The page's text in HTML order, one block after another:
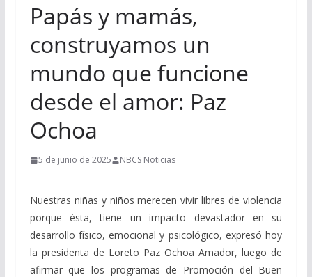
Papás y mamás,
construyamos un
mundo que funcione
desde el amor: Paz
Ochoa
5 de junio de 2025 NBCS Noticias
Nuestras niñas y niños merecen vivir libres de violencia
porque ésta, tiene un impacto devastador en su
desarrollo físico, emocional y psicológico, expresó hoy
la presidenta de Loreto Paz Ochoa Amador, luego de
afirmar que los programas de Promoción del Buen